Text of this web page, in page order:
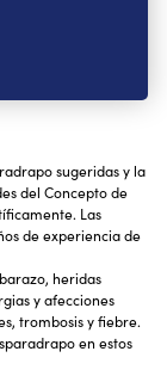
sugeridas y la
del Concepto de
Las
de experiencia de
heridas
y afecciones
trombosis y fiebre.
en estos